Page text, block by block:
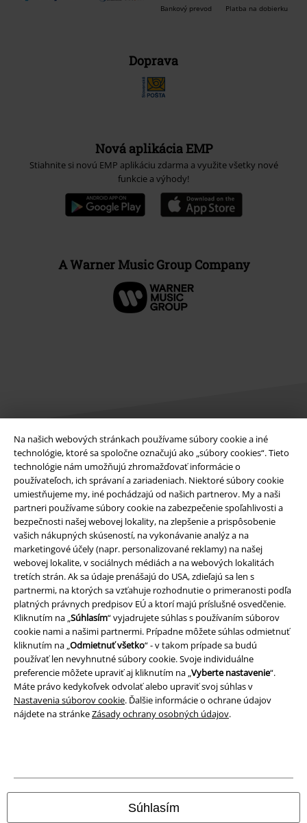
Na našich webových stránkach používame súbory cookie a iné
technológie, ktoré sa spoločne označujú ako „súbory cookies“. Tieto
technológie nám umožňujú zhromažďovať informácie o
používateľoch, ich správaní a zariadeniach. Niektoré súbory cookie
umiestňujeme my, iné pochádzajú od našich partnerov. My a naši
partneri používame súbory cookie na zabezpečenie spoľahlivosti a
bezpečnosti našej webovej lokality, na zlepšenie a prispôsobenie
vašich nákupných skúseností, na vykonávanie analýz a na
marketingové účely (napr. personalizované reklamy) na našej
webovej lokalite, v sociálnych médiách a na webových lokalitách
tretích strán. Ak sa údaje prenášajú do USA, zdieľajú sa len s
partnermi, na ktorých sa vzťahuje rozhodnutie o primeranosti podľa
platných právnych predpisov EÚ a ktorí majú príslušné osvedčenie.
Kliknutím na „ Súhlasím“ vyjadrujete súhlas s používaním súborov
cookie nami a našimi partnermi. Prípadne môžete súhlas odmietnuť
kliknutím na „ Odmietnuť všetko“ - v takom prípade sa budú
používať len nevyhnutné súbory cookie. Svoje individuálne
preferencie môžete upraviť aj kliknutím na „ Vyberte nastavenie“.
Máte právo kedykoľvek odvolať alebo upraviť svoj súhlas v
Nastavenia súborov cookie. Ďalšie informácie o ochrane údajov
nájdete na stránkeZásady ochrany osobných údajov.
Súhlasím
Bankový prevod Platba na dobierku
Doprava
Nová aplikácia EMP
Stiahnite si novú EMP aplikáciu zdarma a využite všetky nové
funkcie a výhody!
A Warner Music Group Company
Právne informácie
Podmienky
Imprint
Ochrana osobných údajov
Likvidácia odpadu a ochrana životného prostredia
Vyhlásenie o zhode
Informácie o prístupnosti
Nastavenia súborov cookie
Odstúpenie od zmluvy